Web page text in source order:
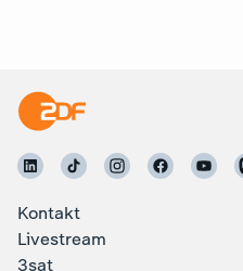
Kontakt
Livestream
3sat